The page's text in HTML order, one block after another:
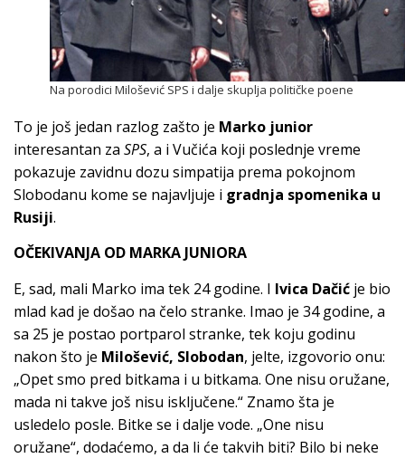
Na porodici Milošević SPS i dalje skuplja političke poene
To je još jedan razlog zašto je Marko junior
interesantan za SPS, a i Vučića koji poslednje vreme
pokazuje zavidnu dozu simpatija prema pokojnom
Slobodanu kome se najavljuje i gradnja spomenika u
Rusiji.
OČEKIVANJA OD MARKA JUNIORA
E, sad, mali Marko ima tek 24 godine. I Ivica Dačić je bio
mlad kad je došao na čelo stranke. Imao je 34 godine, a
sa 25 je postao portparol stranke, tek koju godinu
nakon što je Milošević, Slobodan, jelte, izgovorio onu:
„Opet smo pred bitkama i u bitkama. One nisu oružane,
mada ni takve još nisu isključene.“ Znamo šta je
usledelo posle. Bitke se i dalje vode. „One nisu
oružane“, dodaćemo, a da li će takvih biti? Bilo bi neke